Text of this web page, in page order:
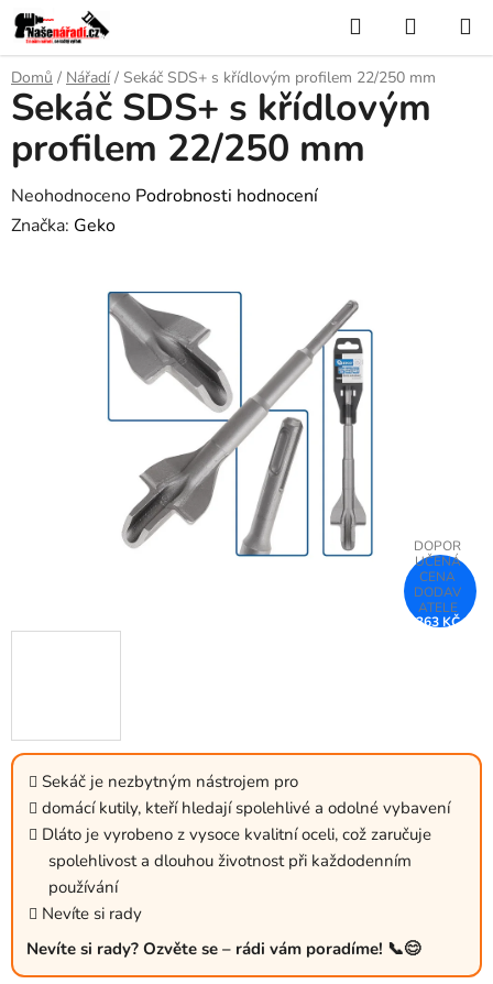
Přejít
na
obsah
Hledat
KOŠÍK
Domů / Nářadí / Sekáč SDS+ s křídlovým profilem 22/250 mm
Sekáč je nezbytným nástrojem pro
domácí kutily, kteří hledají spolehlivé a odolné vybavení
Dláto je vyrobeno z vysoce kvalitní oceli, což zaručuje
spolehlivost a dlouhou životnost při každodenním
používání
Nevíte si rady
Nevíte si rady? Ozvěte se – rádi vám poradíme! 📞😊
Sekáč SDS+ s křídlovým
profilem 22/250 mm
Průměrné
hodnocení
Neohodnoceno Podrobnosti hodnocení
Značka: Geko
363 KČ